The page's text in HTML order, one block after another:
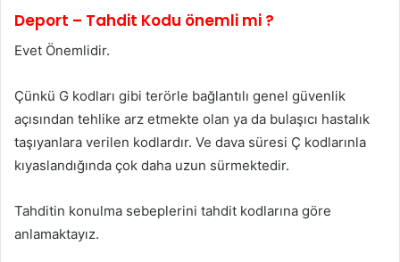
Deport – Tahdit Kodu önemli mi ?
Evet Önemlidir.
Çünkü G kodları gibi terörle bağlantılı genel güvenlik
açısından tehlike arz etmekte olan ya da bulaşıcı hastalık
taşıyanlara verilen kodlardır. Ve dava süresi Ç kodlarınla
kıyaslandığında çok daha uzun sürmektedir.
Tahditin konulma sebeplerini tahdit kodlarına göre
anlamaktayız.